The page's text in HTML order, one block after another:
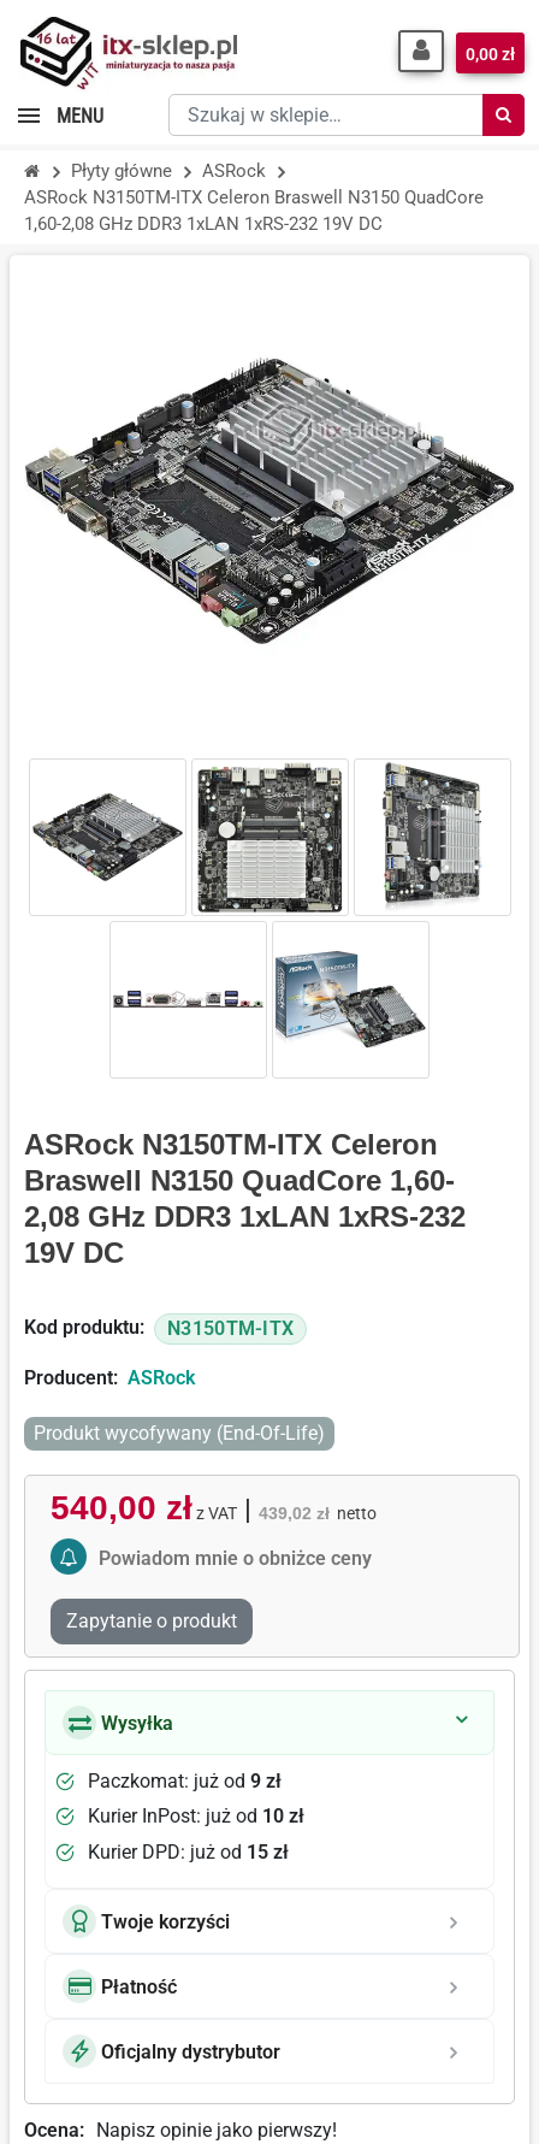
Szukaj
w
sklepie…
0,00 zł
MENU
Płyty główne
ASRock
ASRock N3150TM-ITX Celeron Braswell N3150 QuadCore
1,60-2,08 GHz DDR3 1xLAN 1xRS-232 19V DC
ASRock N3150TM-ITX Celeron
Braswell N3150 QuadCore 1,60-
2,08 GHz DDR3 1xLAN 1xRS-232
19V DC
Kod produktu: N3150TM-ITX
Producent: ASRock
Produkt wycofywany (End-Of-Life)
540,00 zł z VAT| 439,02 zł netto
Activate Price Alert
Powiadom mnie o obniżce ceny
Zapytanie o produkt
Wysyłka
Paczkomat: już od 9 zł
Kurier InPost: już od 10 zł
Kurier DPD: już od 15 zł
Twoje korzyści
Płatność
Oficjalny dystrybutor
Ocena: Napisz opinie jako pierwszy!